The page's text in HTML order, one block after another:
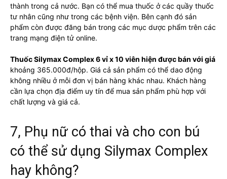
thành trong cả nước. Bạn có thể mua thuốc ở các quầy thuốc
tư nhân cũng như trong các bệnh viện. Bên cạnh đó sản
phẩm còn được đăng bán trong các mục dược phẩm trên các
trang mạng điện tử online.
Thuốc Silymax Complex 6 vỉ x 10 viên hiện được bán với giá
khoảng 365.000đ/hộp. Giá cả sản phẩm có thể dao động
không nhiều ở mỗi đơn vị bán hàng khác nhau. Khách hàng
cần lựa chọn địa điểm uy tín để mua sản phẩm phù hợp với
chất lượng và giá cả.
7, Phụ nữ có thai và cho con bú
có thể sử dụng Silymax Complex
hay không?